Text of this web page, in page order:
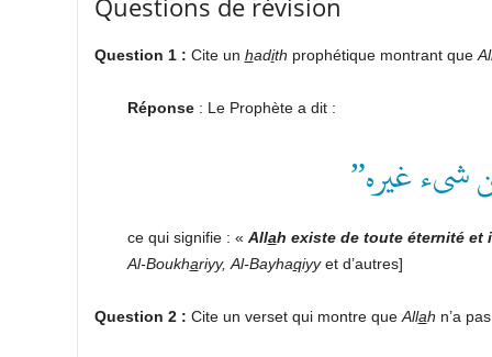
Questions de révision
Question 1 : Cite un hadith prophétique montrant que
Réponse: Le Prophète a dit :
شىء غيره”
ce qui signifie : « Allah existe de toute éternité et
Al-Boukhariyy, Al-Bayhaqiyyet d’autres]
Question 2 : Cite un verset qui montre queAllah n’a